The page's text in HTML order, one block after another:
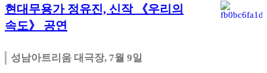
현대무용가 정유진, 신작 《우리의
속도》 공연
성남아트리움 대극장, 7월 9일